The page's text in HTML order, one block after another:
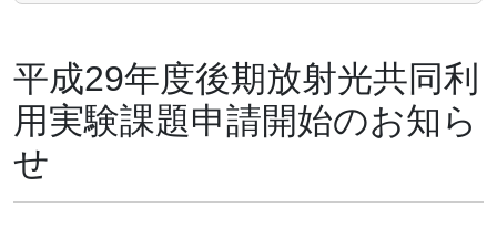
平成29年度後期放射光共同利
用実験課題申請開始のお知ら
せ